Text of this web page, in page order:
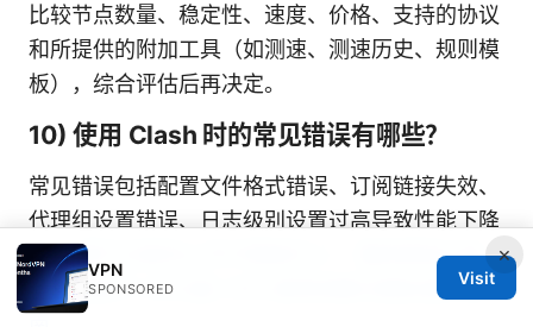
比较节点数量、稳定性、速度、价格、支持的协议
和所提供的附加工具（如测速、测速历史、规则模
板），综合评估后再决定。
10) 使用 Clash 时的常见错误有哪些？
常见错误包括配置文件格式错误、订阅链接失效、
代理组设置错误、日志级别设置过高导致性能下降
等。旅行记录怎么写才能吸引人：我的经验分享
与实用技巧 2025版 VPN 使用攻略与隐私保护指
×
VPN
SPONSORED
Visit